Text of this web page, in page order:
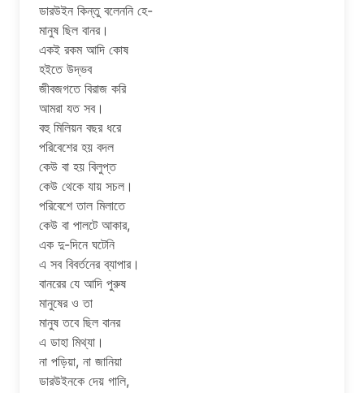
ডারউইন কিন্তু বলেননি হে-
মানুষ ছিল বানর।
একই রকম আদি কোষ
হইতে উদ্ভব
জীবজগতে বিরাজ করি
আমরা যত সব।
বহু মিলিয়ন বছর ধরে
পরিবেশের হয় বদল
কেউ বা হয় বিলুপ্ত
কেউ থেকে যায় সচল।
পরিবেশে তাল মিলাতে
কেউ বা পালটে আকার,
এক দু-দিনে ঘটেনি
এ সব বিবর্তনের ব্যাপার।
বানরের যে আদি পুরুষ
মানুষের ও তা
মানুষ তবে ছিল বানর
এ ডাহা মিথ্যা।
না পড়িয়া, না জানিয়া
ডারউইনকে দেয় গালি,